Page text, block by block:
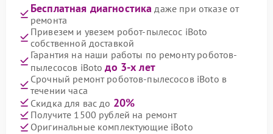
Бесплатная диагностика даже при отказе от
ремонта
Привезем и увезем робот-пылесос iBoto
собственной доставкой
Гарантия на наши работы по ремонту роботов-
пылесосов iBotoдо 3-х лет
Срочный ремонт роботов-пылесосов iBoto в
течении часа
Скидка для вас до 20%
Получите 1500 рублей на ремонт
Оригинальные комплектующие iBoto